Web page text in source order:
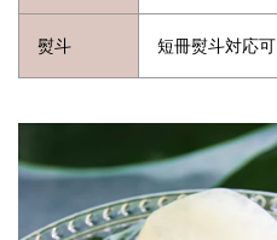
熨斗 短冊熨斗対応可